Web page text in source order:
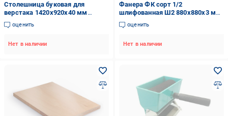
Столешница буковая для
верстака 1420х920х40 мм
(25310954)
оценить
Нет в наличии
Фанера ФК сорт 1/2
шлифованная Ш2 880х880х3 мм
(29220717)
оценить
Нет в наличии